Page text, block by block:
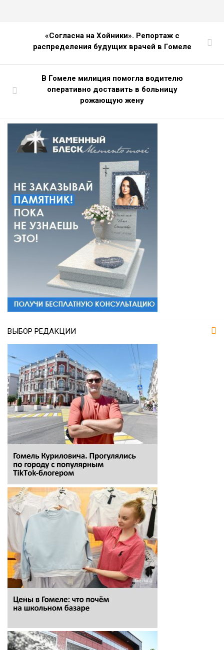
«Согласна на Хойники». Репортаж с
распределения будущих врачей в Гомеле
В Гомеле милиция помогла водителю
оперативно доставить в больницу
рожающую жену
ВЫБОР РЕДАКЦИИ